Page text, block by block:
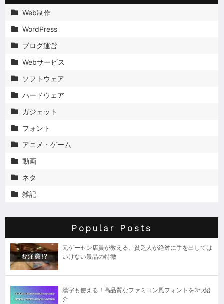
 Web制作
 WordPress
 ブログ運営
 Webサービス
 ソフトウェア
 ハードウェア
 ガジェット
 フォント
 アニメ・ゲーム
 動画
 ネタ
 雑記
Popular Posts
元ゲーセン店員が教える、貧乏人が絶対に手を出しては
いけない景品の特徴
漢字も使える！高品質なファミコン風フォントを3つ紹
介